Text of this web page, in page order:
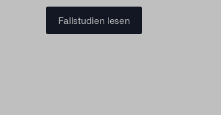
Fallstudien lesen